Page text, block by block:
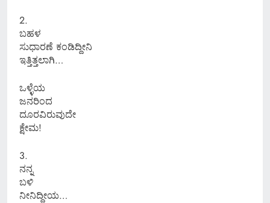
2.
ಬಹಳ
ಸುಧಾರಣೆ ಕಂಡಿದ್ದೀನಿ
ಇತ್ತಿತ್ತಲಾಗಿ…
ಒಳ್ಳೆಯ
ಜನರಿಂದ
ದೂರವಿರುವುದೇ
ಕ್ಷೇಮ!
3.
ನನ್ನ
ಬಳಿ
ನೀನಿದ್ದೀಯ…